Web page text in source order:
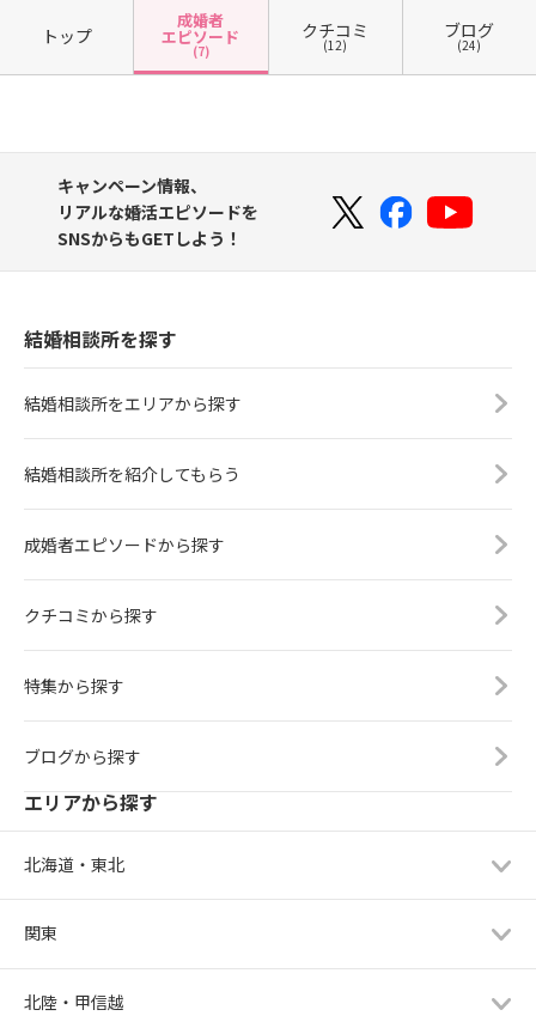
トップ
成婚者
エピソード
(7)
クチコミ
(12)
ブログ
(24)
キャンペーン情報、
リアルな婚活エピソードを
SNSからもGETしよう！
結婚相談所を探す
結婚相談所をエリアから探す
結婚相談所を紹介してもらう
成婚者エピソードから探す
クチコミから探す
特集から探す
ブログから探す
エリアから探す
北海道・東北
関東
北陸・甲信越